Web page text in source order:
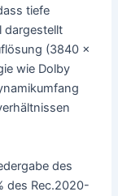
tiefe
dargestellt
(3840 x
wie Dolby
des
des Rec.2020-